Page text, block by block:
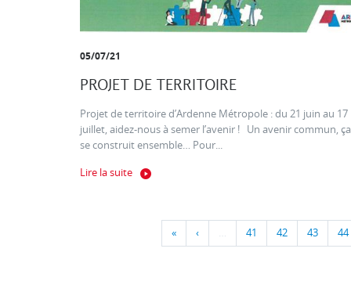
05/07/21
PROJET DE TERRITOIRE
Projet de territoire d’Ardenne Métropole : du 21 juin au 17
juillet, aidez-nous à semer l’avenir ! Un avenir commun, ça
se construit ensemble… Pour...
Lire la suite
« ‹ … 41 42 43 44